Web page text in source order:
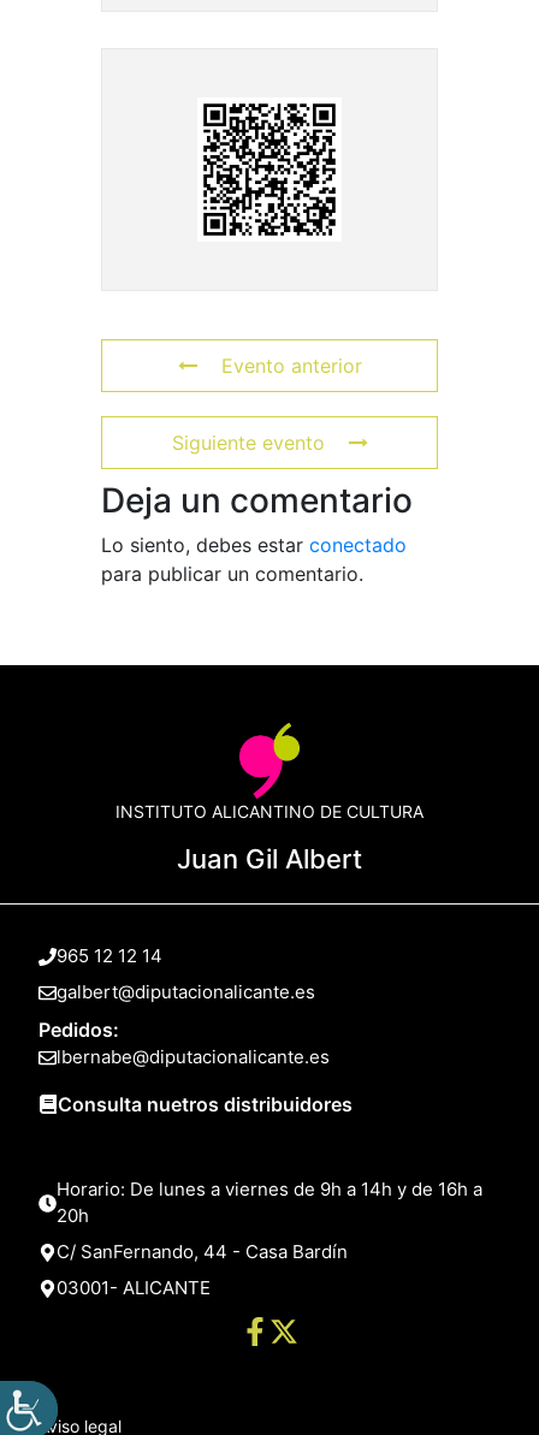
Evento anterior
Siguiente evento
Deja un comentario
Lo siento, debes estar conectado
para publicar un comentario.
INSTITUTO ALICANTINO DE CULTURA
Juan Gil Albert
965 12 12 14
galbert@diputacionalicante.es
Pedidos:
lbernabe@diputacionalicante.es
Consulta nuetros distribuidores
Horario: De lunes a viernes de 9h a 14h y de 16h a
20h
C/ SanFernando, 44 - Casa Bardín
03001- ALICANTE
Aviso legal